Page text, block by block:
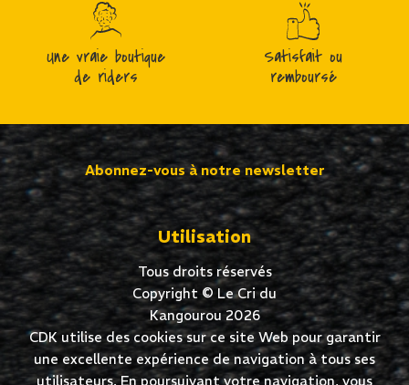
Une vraie boutique
de riders
Satisfait ou
remboursé
Abonnez-vous à notre newsletter
Utilisation
Tous droits réservés
Copyright © Le Cri du
Kangourou 2026
CDK utilise des cookies sur ce site Web pour garantir
une excellente expérience de navigation à tous ses
utilisateurs. En poursuivant votre navigation, vous